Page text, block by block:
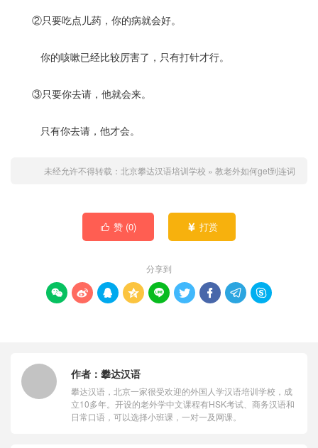
②只要吃点儿药，你的病就会好。
你的咳嗽已经比较厉害了，只有打针才行。
③只要你去请，他就会来。
只有你去请，他才会。
未经允许不得转载： 北京攀达汉语培训学校 » 教老外如何get到连词
 赞 (0)  打赏
分享到
        
作者： 攀达汉语
攀达汉语，北京一家很受欢迎的外国人学汉语培训学校，成
立10多年。开设的老外学中文课程有HSK考试、商务汉语和
日常口语，可以选择小班课，一对一及网课。